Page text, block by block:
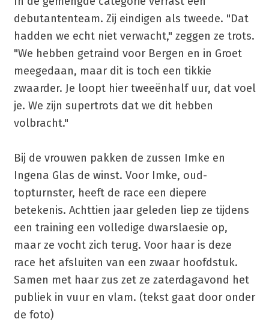
debutantenteam. Zij eindigen als tweede. "Dat
hadden we echt niet verwacht," zeggen ze trots.
"We hebben getraind voor Bergen en in Groet
meegedaan, maar dit is toch een tikkie
zwaarder. Je loopt hier tweeënhalf uur, dat voel
je. We zijn supertrots dat we dit hebben
volbracht."
Bij de vrouwen pakken de zussen Imke en
Ingena Glas de winst. Voor Imke, oud-
topturnster, heeft de race een diepere
betekenis. Achttien jaar geleden liep ze tijdens
een training een volledige dwarslaesie op,
maar ze vocht zich terug. Voor haar is deze
race het afsluiten van een zwaar hoofdstuk.
Samen met haar zus zet ze zaterdagavond het
publiek in vuur en vlam. (tekst gaat door onder
de foto)